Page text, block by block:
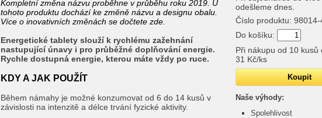
Kompletní změna názvu proběhne v průběhu roku 2019. U
tohoto produktu dochází ke změně názvu a designu obalu.
Více o inovativních změnách se dočtete zde
Energetické tablety slouží k rychlému zažehnání
nastupující únavy i pro průběžné doplňování energie.
Rychle dostupná energie, kterou máte vždy po ruce.
KDY A JAK POUŽÍT
Během námahy je možné konzumovat od 6 do 14 kusů v
závislosti na intenzitě a délce trvání fyzické aktivity.
odešleme dnes.
Číslo produktu: 98014-
Do košíku:
Při nákupu od 10 kusů
31 Kč/ks
Naše výhody:
Spolehlivost